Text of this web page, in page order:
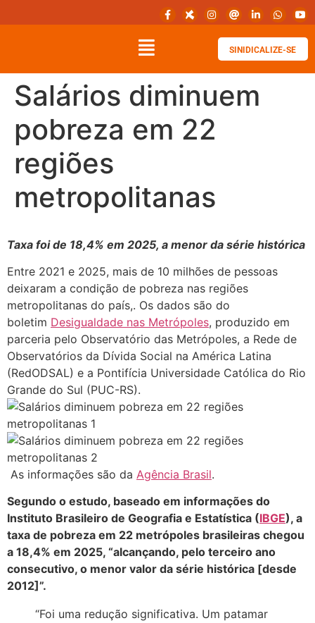
SINIDICALIZE-SE
Salários diminuem
pobreza em 22
regiões
metropolitanas
Taxa foi de 18,4% em 2025, a menor da série histórica
Entre 2021 e 2025, mais de 10 milhões de pessoas
deixaram a condição de pobreza nas regiões
metropolitanas do país,. Os dados são do
boletim Desigualdade nas Metrópoles, produzido em
parceria pelo Observatório das Metrópoles, a Rede de
Observatórios da Dívida Social na América Latina
(RedODSAL) e a Pontifícia Universidade Católica do Rio
Grande do Sul (PUC-RS).
As informações são da Agência Brasil.
Segundo o estudo, baseado em informações do
Instituto Brasileiro de Geografia e Estatística (IBGE), a
taxa de pobreza em 22 metrópoles brasileiras chegou
a 18,4% em 2025, “alcançando, pelo terceiro ano
consecutivo, o menor valor da série histórica [desde
2012]”.
“Foi uma redução significativa. Um patamar